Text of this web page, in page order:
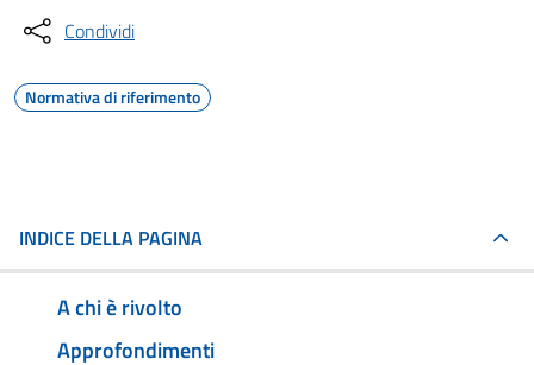
Condividi
Normativa di riferimento
INDICE DELLA PAGINA
A chi è rivolto
Approfondimenti